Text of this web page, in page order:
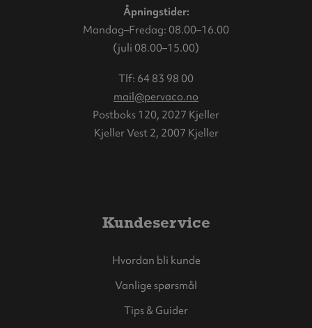
Åpningstider:
Mandag–Fredag: 08.00–16.00
(juli 08.00–15.00)
Tlf: 64 83 98 00
mail@pervaco.no
Postboks 120, 2027 Kjeller
Kjeller Vest 2, 2007 Kjeller
Kundeservice
Hvordan bli kunde
Vanlige spørsmål
Tips & Guider